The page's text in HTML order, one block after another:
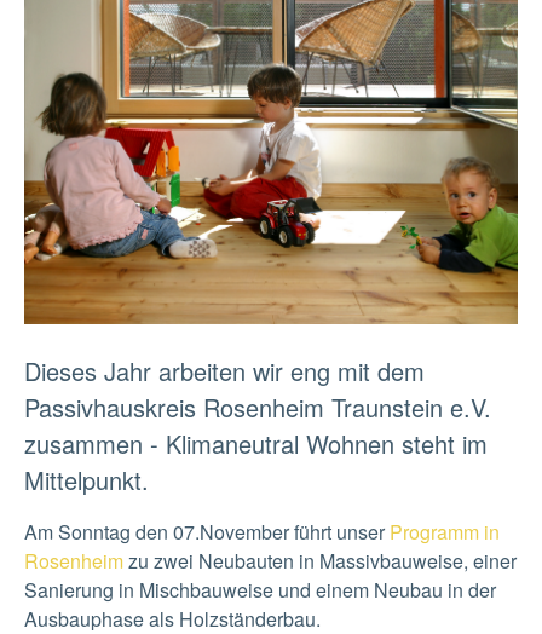
Dieses Jahr arbeiten wir eng mit dem
Passivhauskreis Rosenheim Traunstein e.V.
zusammen - Klimaneutral Wohnen steht im
Mittelpunkt.
Am Sonntag den 07.November führt unser Programm in
Rosenheimzu zwei Neubauten in Massivbauweise, einer
Sanierung in Mischbauweise und einem Neubau in der
Ausbauphase als Holzständerbau.